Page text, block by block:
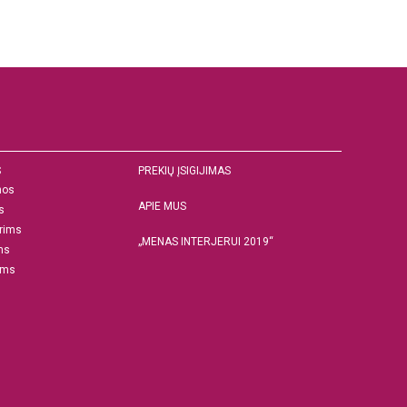
PREKIŲ ĮSIGIJIMAS
APIE MUS
„MENAS INTERJERUI 2019“